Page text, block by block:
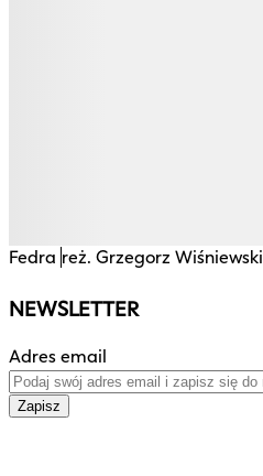
Fedra reż. Grzegorz Wiśniewski
NEWSLETTER
Adres email
Zapisz